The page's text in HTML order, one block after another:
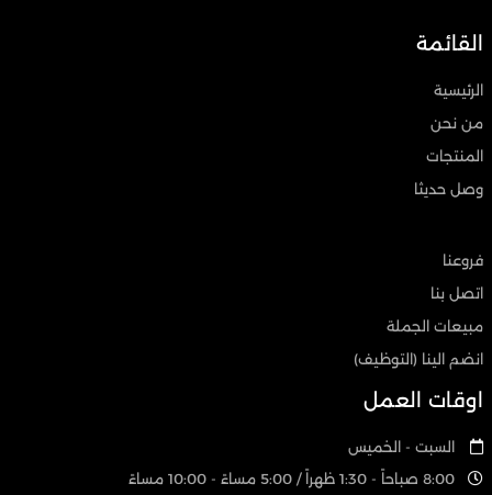
القائمة
الرئيسية
من نحن
المنتجات
وصل حديثا
فروعنا
اتصل بنا
مبيعات الجملة
انضم الينا (التوظيف)
اوقات العمل
السبت - الخميس
8:00 صباحاً - 1:30 ظهراً / 5:00 مساءً - 10:00 مساءً